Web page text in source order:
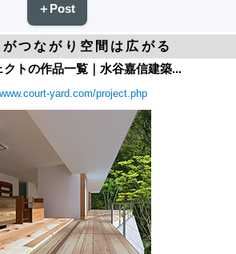
＋Post
つながり空間は広がる
クトの作品一覧｜水谷嘉信建築...
yard.com/project.php